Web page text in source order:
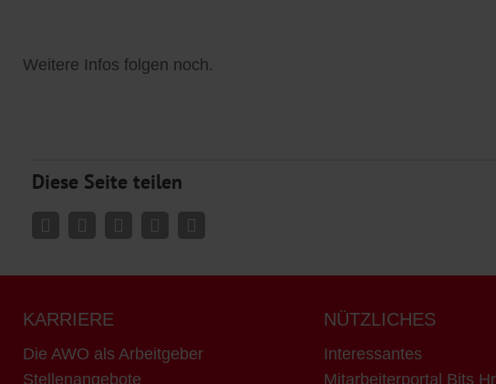
Weitere Infos folgen noch.
Diese Seite teilen
KARRIERE
Die AWO als Arbeitgeber
Stellenangebote
NÜTZLICHES
Interessantes
Mitarbeiterportal Bits Hr